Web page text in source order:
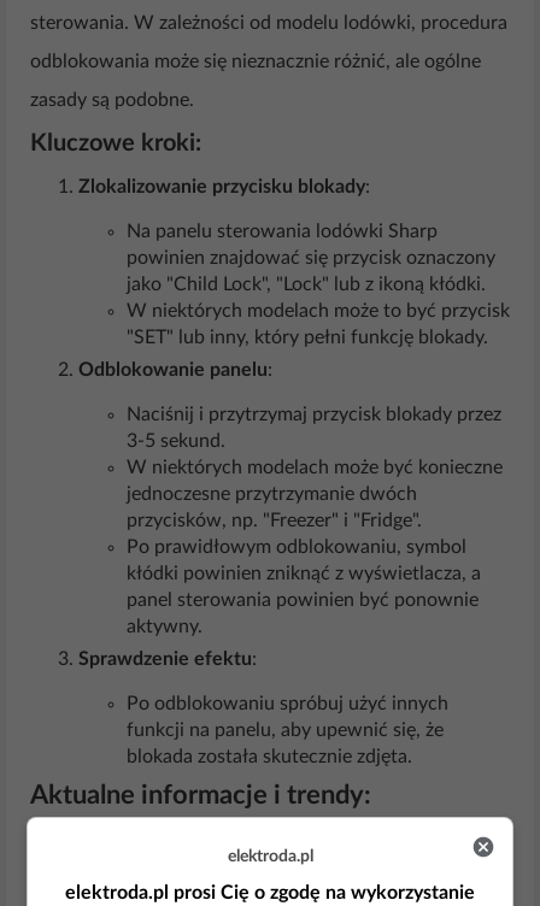
sterowania. W zależności od modelu lodówki, procedura
odblokowania może się nieznacznie różnić, ale ogólne
zasady są podobne.
Kluczowe kroki:
Zlokalizowanie przycisku blokady:
Na panelu sterowania lodówki Sharp
powinien znajdować się przycisk oznaczony
jako "Child Lock", "Lock" lub z ikoną kłódki.
W niektórych modelach może to być przycisk
"SET" lub inny, który pełni funkcję blokady.
Odblokowanie panelu:
Naciśnij i przytrzymaj przycisk blokady przez
3-5 sekund.
W niektórych modelach może być konieczne
jednoczesne przytrzymanie dwóch
przycisków, np. "Freezer" i "Fridge".
Po prawidłowym odblokowaniu, symbol
kłódki powinien zniknąć z wyświetlacza, a
panel sterowania powinien być ponownie
aktywny.
Sprawdzenie efektu:
Po odblokowaniu spróbuj użyć innych
funkcji na panelu, aby upewnić się, że
blokada została skutecznie zdjęta.
Aktualne informacje i trendy:
elektroda.pl
elektroda.pl prosi Cię o zgodę na wykorzystanie